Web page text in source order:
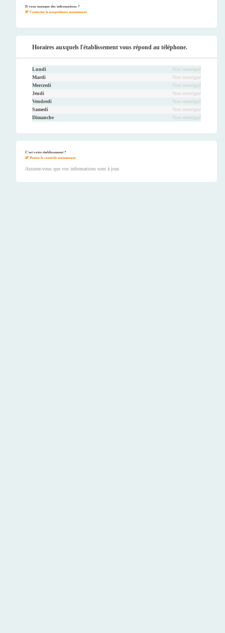
Il vous manque des informations ?
Contactez le propriétaire maintenant.
Horaires auxquels l'établissement vous répond au téléphone.
Lundi
Non renseigné
Mardi
Non renseigné
Mercredi
Non renseigné
Jeudi
Non renseigné
Vendredi
Non renseigné
Samedi
Non renseigné
Dimanche
Non renseigné
C'est votre établissement ?
Prenez le contrôle maintenant.
Assurez-vous que vos informations sont à jour.